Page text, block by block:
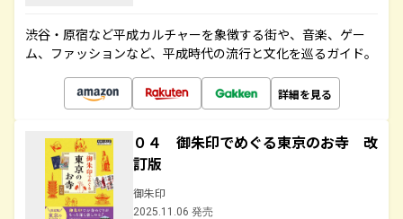
渋谷・原宿など平成カルチャーを象徴する街や、音楽、ゲー
ム、ファッションなど、平成時代の流行と文化を巡るガイド。
詳細を見る
０４ 御朱印でめぐる東京のお寺 改
訂版
御朱印
2025.11.06 発売